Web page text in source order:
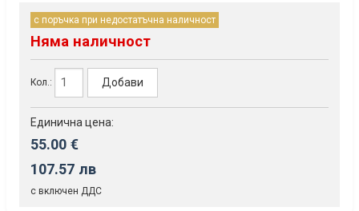
с поръчка при недостатъчна наличност
Няма наличност
Кол.: Добави
Единична цена:
55.00 €
107.57 лв
с включен ДДС